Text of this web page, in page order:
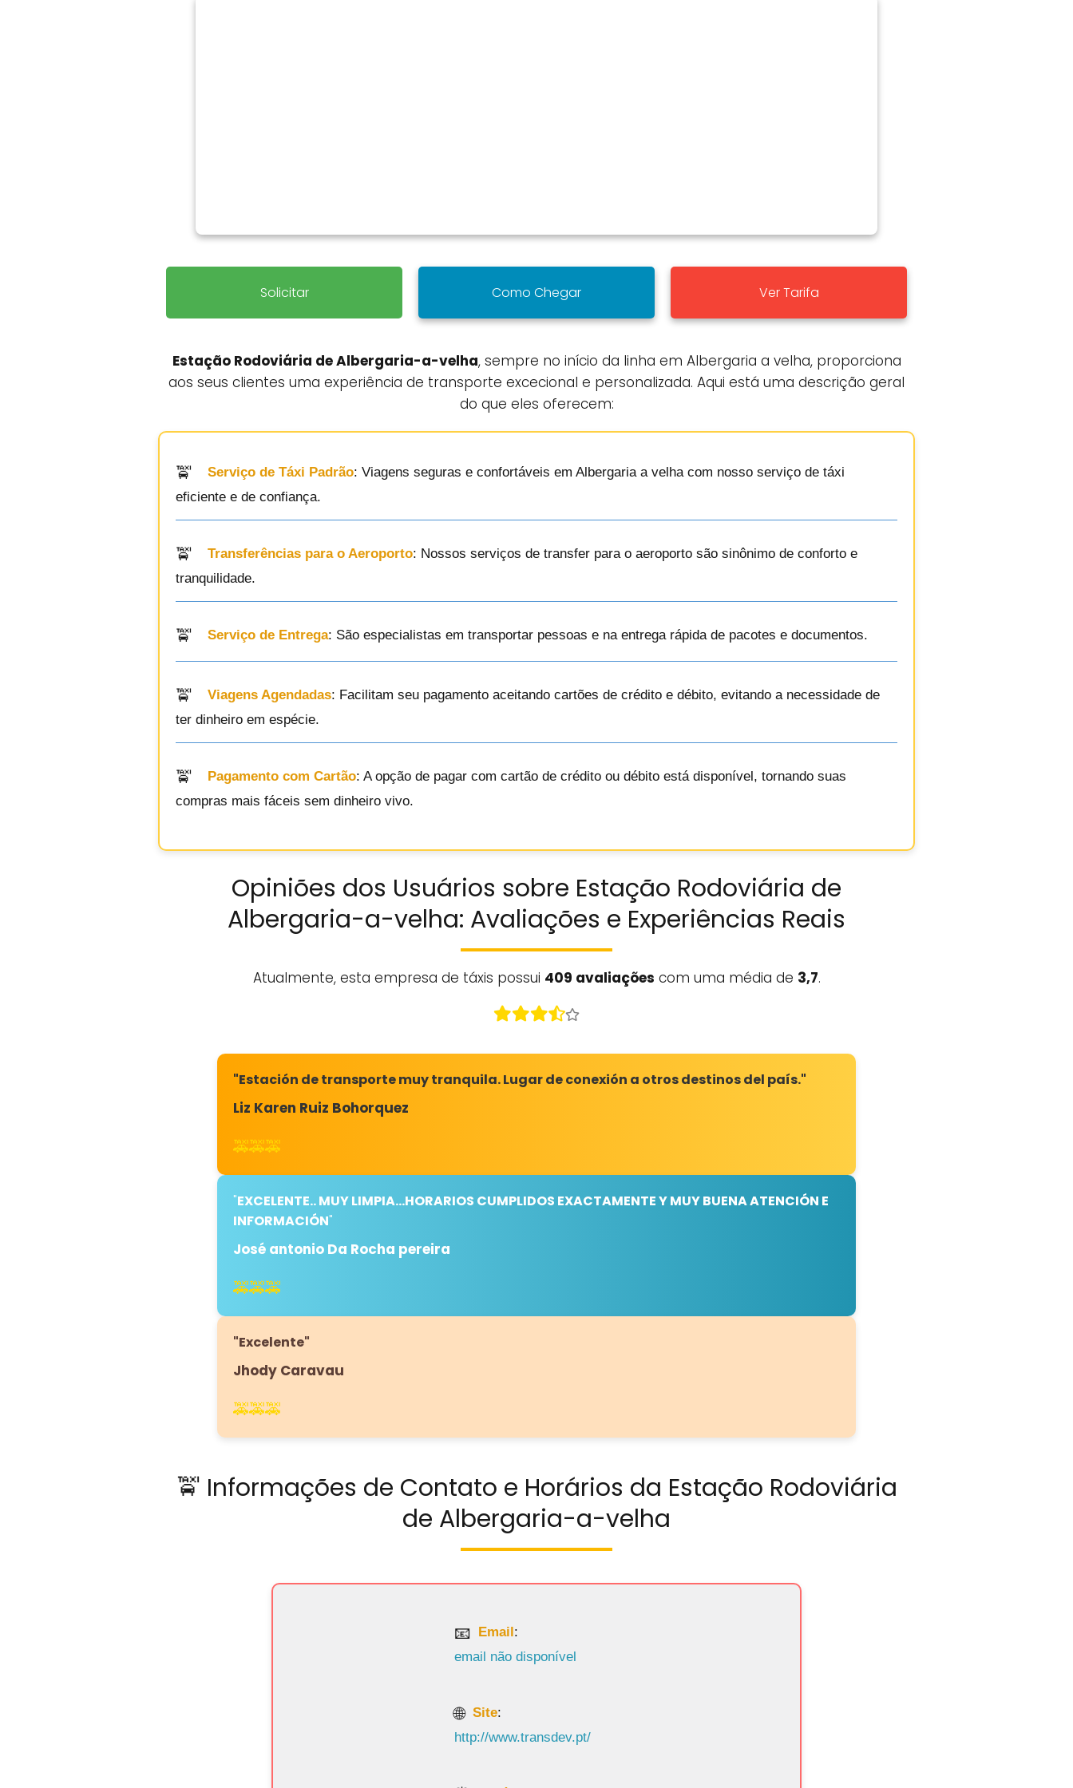
Solicitar Como Chegar Ver Tarifa
Estação Rodoviária de Albergaria-a-velha, sempre no início da linha em Albergaria a velha, proporciona
aos seus clientes uma experiência de transporte excecional e personalizada. Aqui está uma descrição geral
do que eles oferecem:
Serviço de Táxi Padrão: Viagens seguras e confortáveis em Albergaria a velha com nosso serviço de táxi
eficiente e de confiança.
Transferências para o Aeroporto: Nossos serviços de transfer para o aeroporto são sinônimo de conforto e
tranquilidade.
Serviço de Entrega: São especialistas em transportar pessoas e na entrega rápida de pacotes e documentos.
Viagens Agendadas: Facilitam seu pagamento aceitando cartões de crédito e débito, evitando a necessidade de
ter dinheiro em espécie.
Pagamento com Cartão: A opção de pagar com cartão de crédito ou débito está disponível, tornando suas
compras mais fáceis sem dinheiro vivo.
Opiniões dos Usuários sobre Estação Rodoviária de
Albergaria-a-velha: Avaliações e Experiências Reais
Atualmente, esta empresa de táxis possui 409 avaliações com uma média de 3,7.
"Estación de transporte muy tranquila. Lugar de conexión a otros destinos del país."
Liz Karen Ruiz Bohorquez
🚕🚕🚕
"EXCELENTE.. MUY LIMPIA...HORARIOS CUMPLIDOS EXACTAMENTE Y MUY BUENA ATENCIÓN E
INFORMACIÓN"
José antonio Da Rocha pereira
🚕🚕🚕
"Excelente"
Jhody Caravau
🚕🚕🚕
🚖 Informações de Contato e Horários da Estação Rodoviária
de Albergaria-a-velha
Email :
email não disponível
Site:
http://www.transdev.pt/